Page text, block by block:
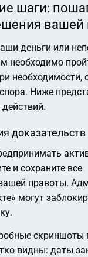
шаги:
деньги или
необходимо
необходимости,
Ниже
доказательств
и сохраните все
правоты.
могут
скриншоты
видны: даты